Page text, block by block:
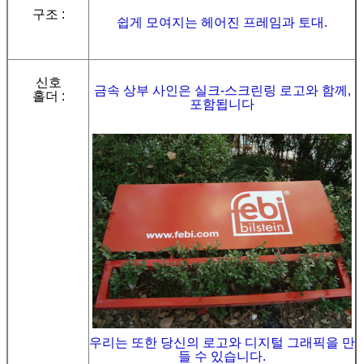
구조 :
쉽게 모여지는 헤어진 프레임과 토대.
신호
홀더 :
금속 상부 사인은 실크-스크린링 로고와 함께,
포함됩니다
우리는 또한 당신의 로고와 디지털 그래픽을 만
들 수 있습니다.